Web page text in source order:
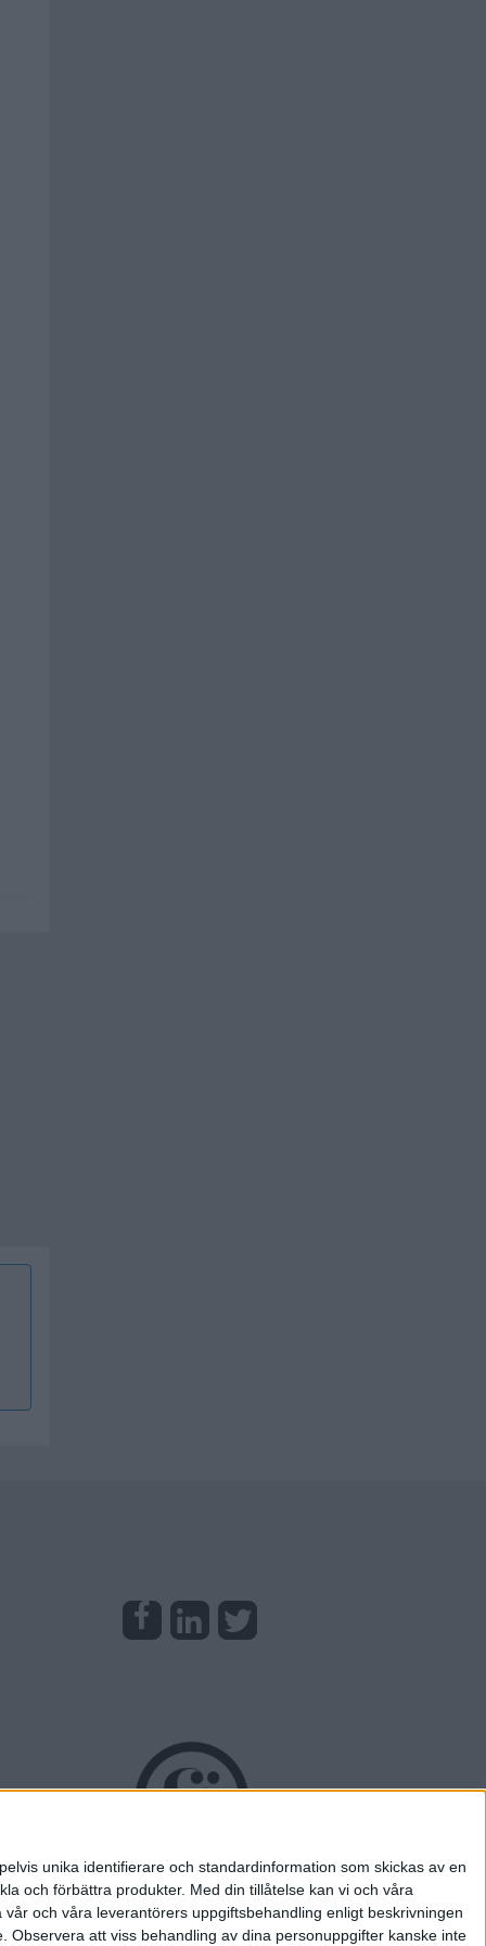
unika identifierare och standardinformation som skickas av en
och förbättra produkter. Med din tillåtelse kan vi och våra
och våra leverantörers uppgiftsbehandling enligt beskrivningen
Observera att viss behandling av dina personuppgifter kanske inte